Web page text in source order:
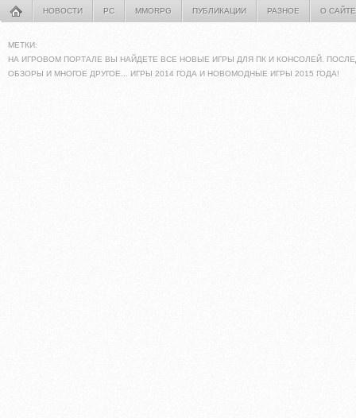
НОВОСТИ PC MMORPG ПУБЛИКАЦИИ РАЗНОЕ О САЙТЕ
МЕТКИ:
НА ИГРОВОМ ПОРТАЛЕ ВЫ НАЙДЕТЕ ВСЕ НОВЫЕ ИГРЫ ДЛЯ ПК И КОНСОЛЕЙ.
ОБЗОРЫ И МНОГОЕ ДРУГОЕ... ИГРЫ 2014 ГОДА И НОВОМОДНЫЕ ИГРЫ 2015 ГОДА!